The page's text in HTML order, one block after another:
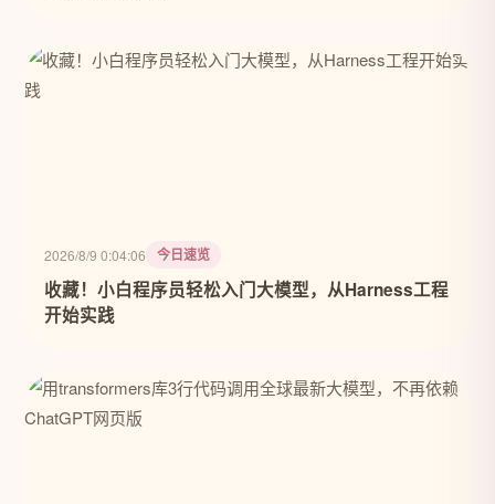
2026/8/9 0:04:06 今日速览
收藏！小白程序员轻松入门大模型，从Harness工程
开始实践